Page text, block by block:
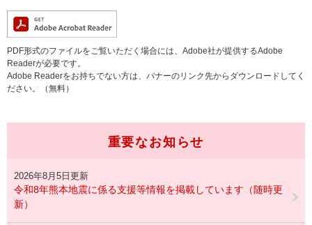
PDF形式のファイルをご覧いただく場合には、Adobe社が提供するAdobe
Readerが必要です。
Adobe Readerをお持ちでない方は、バナーのリンク先からダウンロードしてく
ださい。（無料）
重要なお知らせ
2026年8月5日更新
令和8年熊本地震に係る支援等情報を掲載しています（随時更
新）